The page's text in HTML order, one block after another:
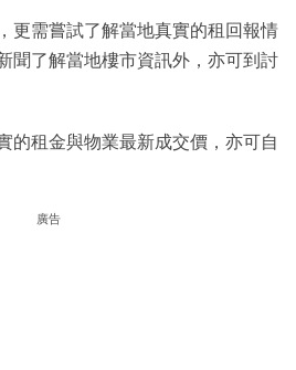
更需嘗試了解當地真實的租回報情
聞了解當地樓市資訊外，亦可到討
的租金與物業最新成交價，亦可自
廣告